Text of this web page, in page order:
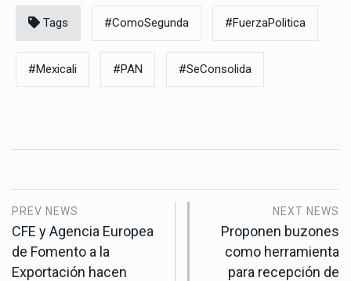
Tags #ComoSegunda #FuerzaPolitica
#Mexicali #PAN #SeConsolida
PREV NEWS
CFE y Agencia Europea
de Fomento a la
Exportación hacen
NEXT NEWS
Proponen buzones
como herramienta
para recepción de